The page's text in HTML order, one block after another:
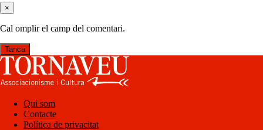
×
Cal omplir el camp del comentari.
Tanca
Qui som
Contacte
Política de privacitat